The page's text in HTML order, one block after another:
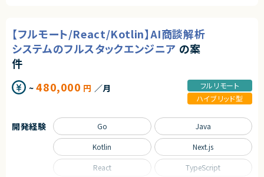
・Go
・Github Actions
・Terraform
・MySQL
・Redis
【歓迎条件】
・Next.jsの実務経験
・Goの実務経験
・Github Actions、CircleCIの実務経験
・MySQL（Spannerも含む）の実務経験
・GCP, AWSの実務経験
・フロントエンドのテストを書いたことがある
裁量をもってやりがいを感じながら開発を進めていきたい方におすすめで
す！
★社会的意義が高い！
法務DX・リーガルテック市場は急成長中で、社会的インパクトが大きいPJで
す。
★キャリア価値が高い！
AI×リーガルテックという希少な領域で専門性を磨けるうえ、
大規模言語モデルの実運用経験は、今後の市場価値が非常に高いので市場
価値を高めることができるPJ。
■業務内容
・チケットによって切り分けられたタスクを消化
・Vue.js(Nuxt.js)やGoを使用した開発業務
求めるスキル
【必須スキル】
・Webアプリケーション開発・運用の実務経験（1年以上）
・ゲーム開発への興味関心、またはWeb３/ブロックチェーンへの興味関心
【あると望ましいスキル・経験】
・Vue.js（Nuxt.js）を使用した画面実装経験
・Goを用いた開発
・わからない部分でも自ら調べながら進められる方
【フルモート/React/Kotlin】AI商談解析
システムのフルスタックエンジニア の案
件
~480,000 円 ／月
フルリモート
ハイブリッド型
開発経験 Go Java
Kotlin Next.js
React TypeScript